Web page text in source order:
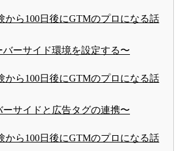
から100日後にGTMのプロになる話
バーサイド環境を設定する〜
から100日後にGTMのプロになる話
ーサイドと広告タグの連携〜
から100日後にGTMのプロになる話